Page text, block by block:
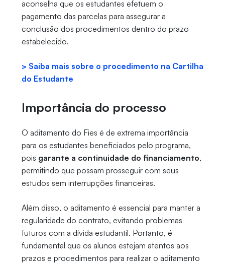
aconselha que os estudantes efetuem o
pagamento das parcelas para assegurar a
conclusão dos procedimentos dentro do prazo
estabelecido.
> Saiba mais sobre o procedimento na Cartilha
do Estudante
Importância do processo
O aditamento do Fies é de extrema importância
para os estudantes beneficiados pelo programa,
pois garante a continuidade do financiamento,
permitindo que possam prosseguir com seus
estudos sem interrupções financeiras.
Além disso, o aditamento é essencial para manter a
regularidade do contrato, evitando problemas
futuros com a dívida estudantil. Portanto, é
fundamental que os alunos estejam atentos aos
prazos e procedimentos para realizar o aditamento